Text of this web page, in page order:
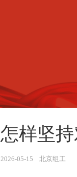
怎样坚
2026-05-15 北京组工